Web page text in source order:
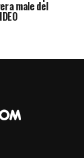
male del